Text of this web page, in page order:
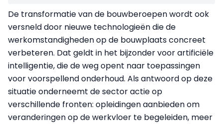
De transformatie van de bouwberoepen wordt ook
versneld door nieuwe technologieën die de
werkomstandigheden op de bouwplaats concreet
verbeteren. Dat geldt in het bijzonder voor artificiële
intelligentie, die de weg opent naar toepassingen
voor voorspellend onderhoud. Als antwoord op deze
situatie onderneemt de sector actie op
verschillende fronten: opleidingen aanbieden om
veranderingen op de werkvloer te begeleiden, meer